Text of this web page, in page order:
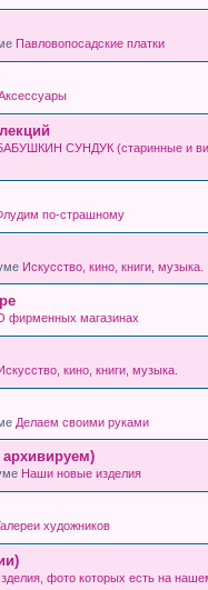
Павловопосадские платки
СУНДУК (старинные и
по-страшному
Искусство, кино, книги, музыка.
фирменных магазинах
кино, книги, музыка.
Делаем своими руками
Наши новые изделия
художников
фото которых есть на